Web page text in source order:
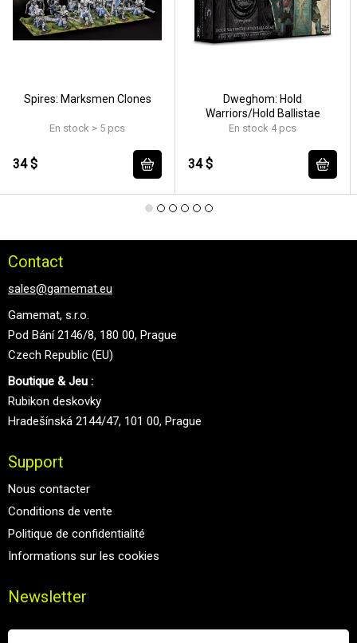
Spires: Marksmen Clones
En stock > 5 pcs
34 $
Dweghom: Hold
Warriors/Hold Ballistae
En stock 4 pcs
34 $
Contact
sales@gamemat.eu
Gamemat, s.r.o.
Pod Bání 2146/8, 180 00, Prague
Czech Republic (EU)
Boutique & Jeu :
Rubikon deskovky
Hradešínská 2144/47, 101 00, Prague
Support
Nous contacter
Conditions de vente
Politique de confidentialité
Informations sur les cookies
Newsletter